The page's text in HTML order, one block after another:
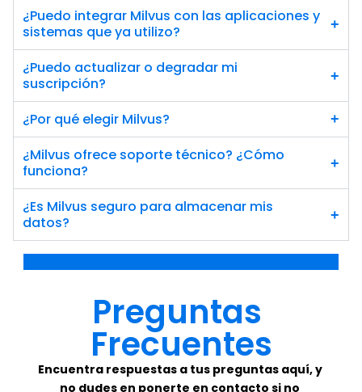
¿Puedo integrar Milvus con las aplicaciones y
sistemas que ya utilizo?
+
¿Puedo actualizar o degradar mi
suscripción?
+
¿Por qué elegir Milvus? +
¿Milvus ofrece soporte técnico? ¿Cómo
funciona?
+
¿Es Milvus seguro para almacenar mis
datos?
+
Preguntas
Frecuentes
Encuentra respuestas a tus preguntas aquí, y
no dudes en ponerte en contacto si no